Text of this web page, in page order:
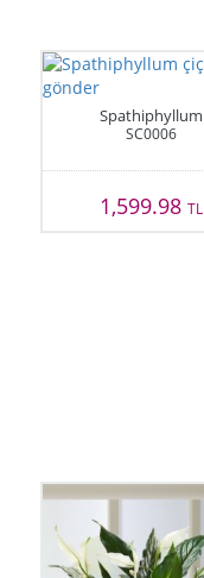
Spathiphyllum
SC0006
1,599.98TL